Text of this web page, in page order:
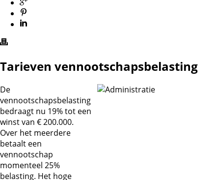
Tarieven vennootschapsbelasting
De
vennootschapsbelasting
bedraagt nu 19% tot een
winst van € 200.000.
Over het meerdere
betaalt een
vennootschap
momenteel 25%
belasting. Het hoge